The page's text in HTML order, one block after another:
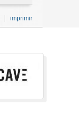
imprimir